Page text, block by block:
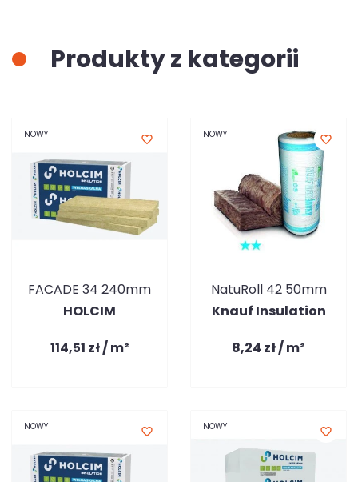
Produkty z kategorii
NOWY favorite_border
FACADE 34 240mm
HOLCIM
114,51 zł / m²
NOWY favorite_border
NatuRoll 42 50mm
Knauf Insulation
8,24 zł / m²
NOWY favorite_border NOWY favorite_border